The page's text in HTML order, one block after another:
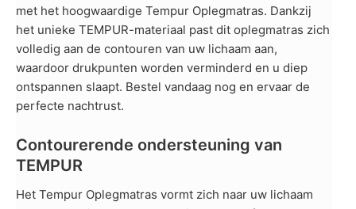
met het hoogwaardige Tempur Oplegmatras. Dankzij
het unieke TEMPUR-materiaal past dit oplegmatras zich
volledig aan de contouren van uw lichaam aan,
waardoor drukpunten worden verminderd en u diep
ontspannen slaapt. Bestel vandaag nog en ervaar de
perfecte nachtrust.
Contourerende ondersteuning van
TEMPUR
Het Tempur Oplegmatras vormt zich naar uw lichaam